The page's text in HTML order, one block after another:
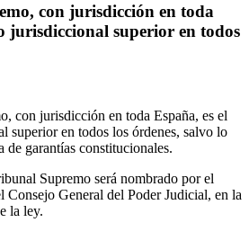
con jurisdicción en toda
jurisdiccional superior en todos
con jurisdicción en toda España, es el
superior en todos los órdenes, salvo lo
de garantías constitucionales.
Supremo será nombrado por el
Consejo General del Poder Judicial, en la
la ley.